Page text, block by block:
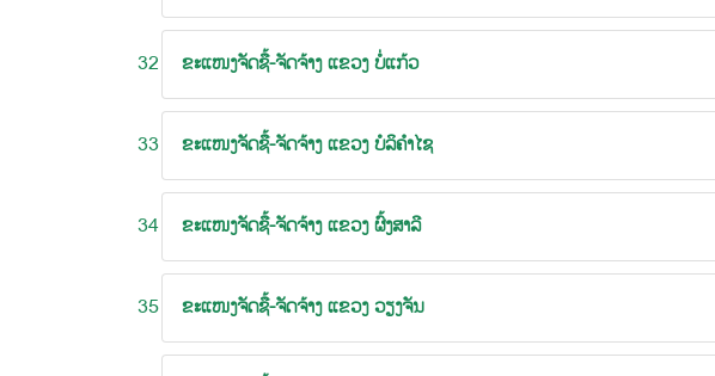
32 ຂະແໜງຈັດຊື້-ຈັດຈ້າງ ແຂວງ ບໍ່ແກ້ວ
33 ຂະແໜງຈັດຊື້-ຈັດຈ້າງ ແຂວງ ບໍລິຄໍາໄຊ
34 ຂະແໜງຈັດຊື້-ຈັດຈ້າງ ແຂວງ ຜົ້ງສາລີ
35 ຂະແໜງຈັດຊື້-ຈັດຈ້າງ ແຂວງ ວຽງຈັນ